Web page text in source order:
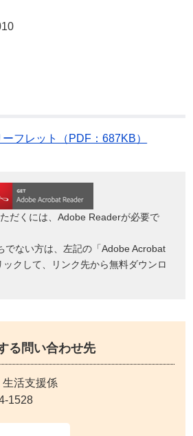
フレット（PDF：687KB）
だくには、Adobe Readerが必要で
でない方は、左記の「Adobe Acrobat
クして、リンク先から無料ダウンロ
る問い合わせ先
生活支援係
1528